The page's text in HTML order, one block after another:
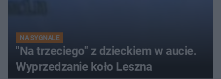
NA SYGNALE
"Na trzeciego" z dzieckiem w aucie.
Wyprzedzanie koło Leszna